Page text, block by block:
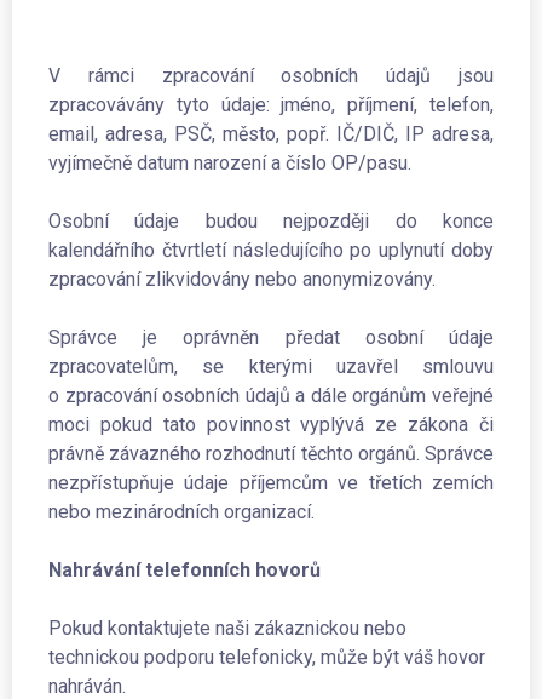
V rámci zpracování osobních údajů jsou
zpracovávány tyto údaje: jméno, příjmení, telefon,
email, adresa, PSČ, město, popř. IČ/DIČ, IP adresa,
vyjímečně datum narození a číslo OP/pasu.
Osobní údaje budou nejpozději do konce
kalendářního čtvrtletí následujícího po uplynutí doby
zpracování zlikvidovány nebo anonymizovány.
Správce je oprávněn předat osobní údaje
zpracovatelům, se kterými uzavřel smlouvu
o zpracování osobních údajů a dále orgánům veřejné
moci pokud tato povinnost vyplývá ze zákona či
právně závazného rozhodnutí těchto orgánů. Správce
nezpřístupňuje údaje příjemcům ve třetích zemích
nebo mezinárodních organizací.
Nahrávání telefonních hovorů
Pokud kontaktujete naši zákaznickou nebo
technickou podporu telefonicky, může být váš hovor
nahráván.